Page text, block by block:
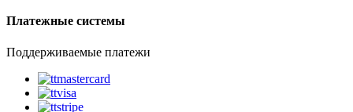
Платежные системы
Поддерживаемые платежи